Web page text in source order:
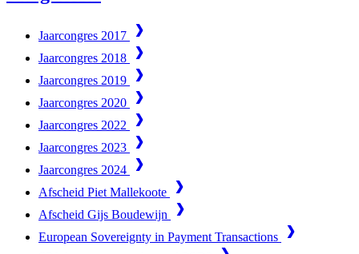
Jaarcongres 2017
Jaarcongres 2018
Jaarcongres 2019
Jaarcongres 2020
Jaarcongres 2022
Jaarcongres 2023
Jaarcongres 2024
Afscheid Piet Mallekoote
Afscheid Gijs Boudewijn
European Sovereignty in Payment Transactions